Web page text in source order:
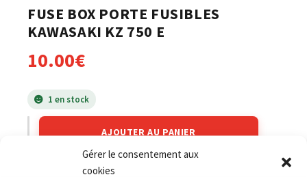
Gérer le consentement aux
cookies
FUSE BOX PORTE FUSIBLES
KAWASAKI KZ 750 E
10.00€
1 en stock
AJOUTER AU PANIER